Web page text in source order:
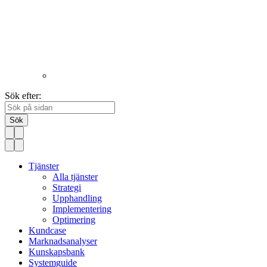
Sök efter:
Sök
Tjänster
Alla tjänster
Strategi
Upphandling
Implementering
Optimering
Kundcase
Marknadsanalyser
Kunskapsbank
Systemguide